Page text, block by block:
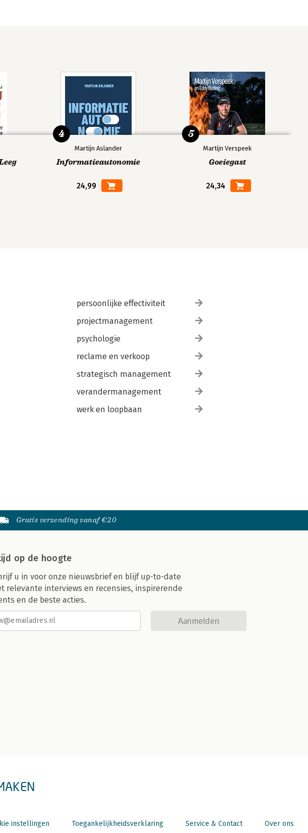
Martijn Aslander
Informatieautonomie
24,99
4
Martijn Verspeek
Goeiegast
24,34
5
persoonlijke effectiviteit
projectmanagement
psychologie
reclame en verkoop
strategisch management
verandermanagement
werk en loopbaan
Gratis verzending vanaf €20
op de hoogte
u in voor onze nieuwsbrief en blijf up-to-date
relevante interviews en recensies, inspirerende
en de beste acties.
Aanmelden
instellingen Toegankelijkheidsverklaring Service & Contact Over ons